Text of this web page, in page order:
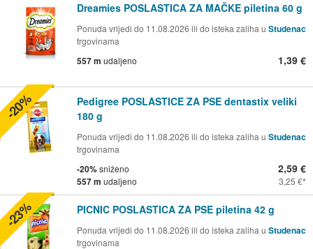
Dreamies POSLASTICA ZA MAČKE piletina 60 g
Ponuda vrijedi do 11.08.2026 ili do isteka zaliha u Studenac
trgovinama
557 m udaljeno 1,39 €
Pedigree POSLASTICE ZA PSE dentastix veliki
180 g
Ponuda vrijedi do 11.08.2026 ili do isteka zaliha u Studenac
trgovinama
-20%sniženo
557 m udaljeno
2,59 €
3,25 €
-20%
PICNIC POSLASTICA ZA PSE piletina 42 g
Ponuda vrijedi do 11.08.2026 ili do isteka zaliha u Studenac
trgovinama
-23%